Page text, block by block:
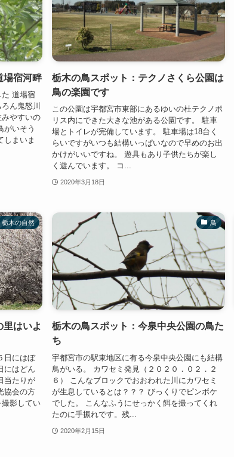
場宿河畔
た 道場宿
ん鬼怒川
やすいの
がいそう
しまいま
栃木の鳥スポット：テクノさくら公園は
鳥の楽園です
この公園は宇都宮市東部にあるゆいの杜テクノポ
リス内にできた大きな池がある公園です。 駐車
場とトイレが完備しています。 駐車場は18台く
らいですがいつも結構いっぱいなので早めのお出
かけがいいですね。 遊具もあり子供たちが楽し
く遊んでいます。 コ...
2020年3月18日
栃木の自然
はいよ
日にはぼ
にはどん
当たりが
協会の方
影してい
鳥
栃木の鳥スポット：今泉中央公園の鳥た
ち
宇都宮市の駅東地区に有る今泉中央公園にも結構
鳥がいる。 カワセミ発見（２０２０．０２．２
６） こんなブロックでおおわれた川にカワセミ
が生息しているとは？？？ びっくりでピンボケ
でした。 こんなふうにせっかく餌を撮ってくれ
たのに手振れです。残...
2020年2月15日